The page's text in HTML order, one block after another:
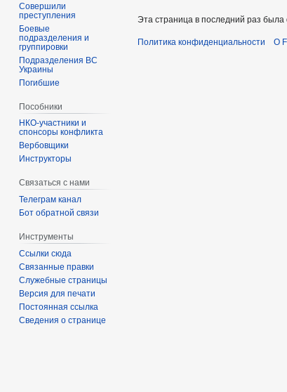
Совершили
преступления
Боевые
подразделения и
группировки
Подразделения ВС
Украины
Погибшие
Пособники
спонсоры конфликта
‏‎Вербовщики
Инструкторы
Связаться с нами
Телеграм канал
Бот обратной связи
Инструменты
Ссылки сюда
Связанные правки
Служебные страницы
Версия для печати
Постоянная ссылка
Сведения о странице
Эта страница в последний раз
Политика конфиденциальности О